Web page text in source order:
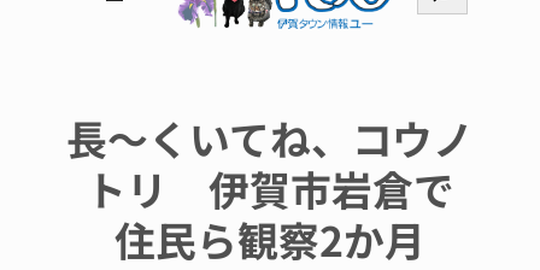
索
長〜くいてね、コウノ
トリ 伊賀市岩倉で
住民ら観察2か月